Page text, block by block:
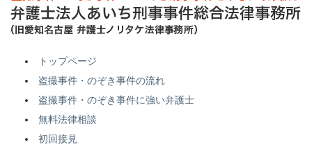
トップページ
盗撮事件・のぞき事件の流れ
盗撮事件・のぞき事件に強い弁護士
無料法律相談
初回接見